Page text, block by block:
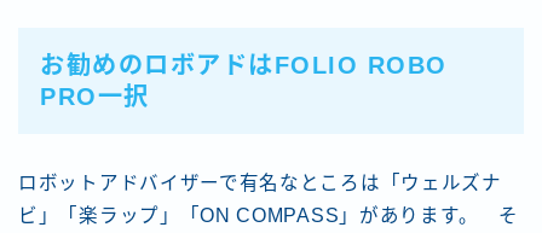
お勧めのロボアドはFOLIO ROBO
PRO一択
ロボットアドバイザーで有名なところは「ウェルズナ
ビ」「楽ラップ」「ON COMPASS」があります。 そ